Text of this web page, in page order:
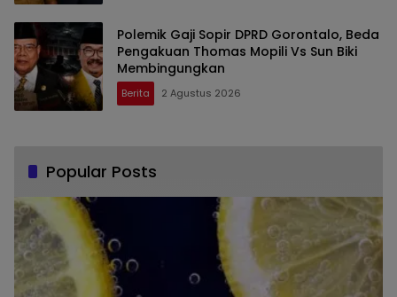
Polemik Gaji Sopir DPRD Gorontalo, Beda
Pengakuan Thomas Mopili Vs Sun Biki
Membingungkan
Berita 2 Agustus 2026
Popular Posts